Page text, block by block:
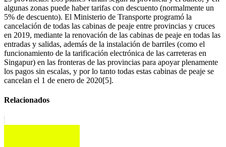
algunas zonas puede haber tarifas con descuento (normalmente un
5% de descuento). El Ministerio de Transporte programó la
cancelación de todas las cabinas de peaje entre provincias y cruces
en 2019, mediante la renovación de las cabinas de peaje en todas las
entradas y salidas, además de la instalación de barriles (como el
funcionamiento de la tarificación electrónica de las carreteras en
Singapur) en las fronteras de las provincias para apoyar plenamente
los pagos sin escalas, y por lo tanto todas estas cabinas de peaje se
cancelan el 1 de enero de 2020[5].
Relacionados